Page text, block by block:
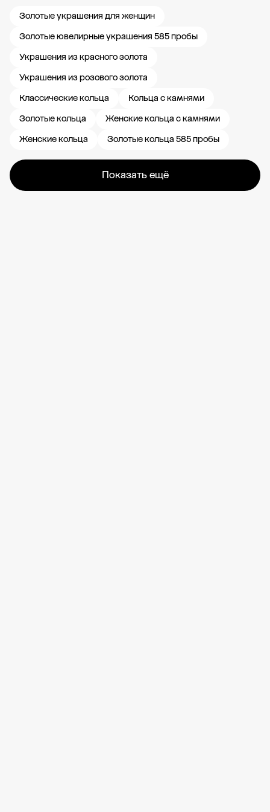
Золотые украшения для женщин
Золотые ювелирные украшения 585 пробы
Украшения из красного золота
Украшения из розового золота
Классические кольца
Кольца с камнями
Золотые кольца
Женские кольца с камнями
Женские кольца
Золотые кольца 585 пробы
Показать ещё